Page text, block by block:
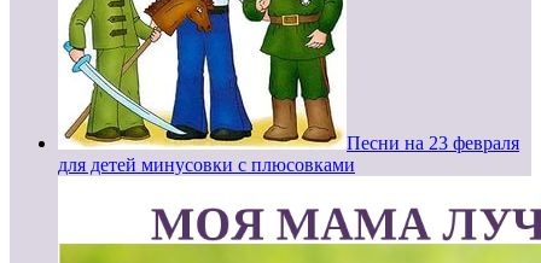
Песни на 23 февраля
для детей минусовки с плюсовками